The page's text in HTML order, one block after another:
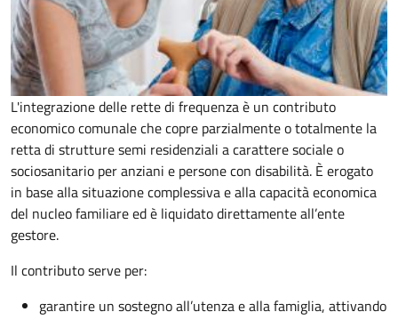
L'integrazione delle rette di frequenza è un contributo
economico comunale che copre parzialmente o totalmente la
retta di strutture semi residenziali a carattere sociale o
sociosanitario per anziani e persone con disabilità. È erogato
in base alla situazione complessiva e alla capacità economica
del nucleo familiare ed è liquidato direttamente all’ente
gestore.
Il contributo serve per:
garantire un sostegno all’utenza e alla famiglia, attivando